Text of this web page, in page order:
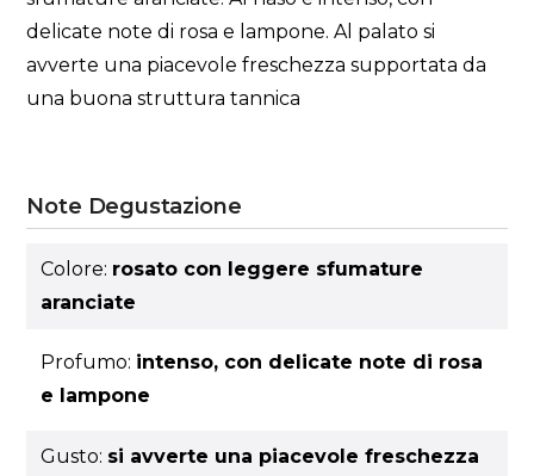
delicate note di rosa e lampone. Al palato si
avverte una piacevole freschezza supportata da
una buona struttura tannica
Note Degustazione
Colore: rosato con leggere sfumature
aranciate
Profumo: intenso, con delicate note di rosa
e lampone
Gusto: si avverte una piacevole freschezza